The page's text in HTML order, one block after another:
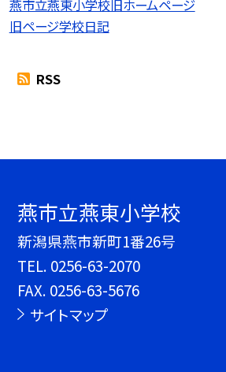
燕市立燕東小学校旧ホームページ
旧ページ学校日記
RSS
燕市立燕東小学校
新潟県燕市新町1番26号
TEL. 0256-63-2070
FAX. 0256-63-5676
サイトマップ